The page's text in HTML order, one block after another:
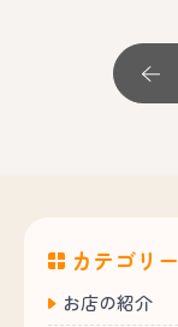
カテゴリー
お店の紹介